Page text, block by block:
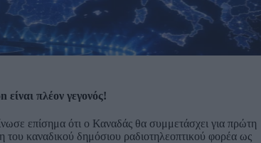
πλέον γεγονός!
επίσημα ότι ο Καναδάς θα συμμετάσχει για πρώτη
καναδικού δημόσιου ραδιοτηλεοπτικού φορέα ως